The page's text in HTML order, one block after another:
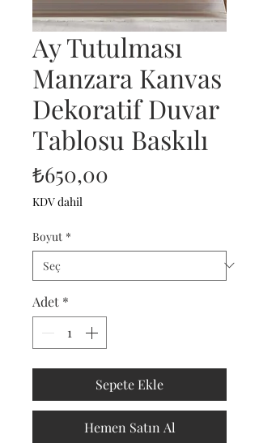
Ay Tutulması
Manzara Kanvas
Dekoratif Duvar
Tablosu Baskılı
₺650,00
KDV dahil
Boyut *
Adet *
Sepete Ekle
Hemen Satın Al